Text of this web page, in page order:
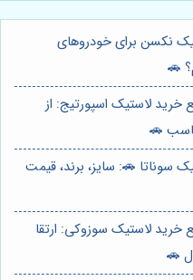
نکسن برای خودروهای
🚗
خرید لاستیک اسپورتیج: از
🚗
سوناتا 🚗: سایز، برند، قیمت
خرید لاستیک سوزوکی: ارتقا
🚗